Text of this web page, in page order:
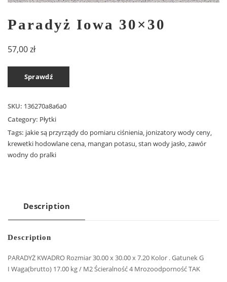
Paradyż Iowa 30×30
57,00zł
Sprawdź
SKU: 136270a8a6a0
Category: Płytki
Tags: jakie są przyrządy do pomiaru ciśnienia, jonizatory wody ceny,
krewetki hodowlane cena, mangan potasu,stan wody jasło,zawór
wodny do pralki
Description
Description
PARADYŻ KWADRO Rozmiar 30.00 x 30.00 x 7.20 Kolor . Gatunek G
I Waga(brutto) 17.00 kg / M2 Ścieralność 4 Mrozoodporność TAK